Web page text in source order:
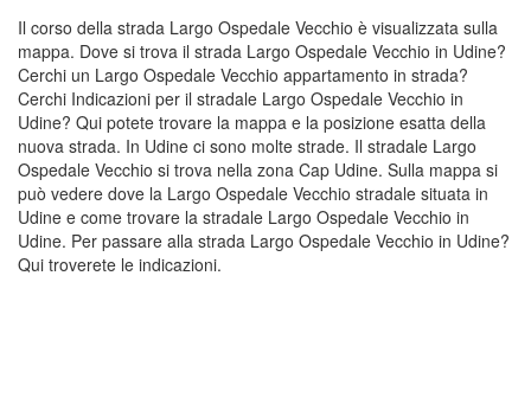
Il corso della strada Largo Ospedale Vecchio è visualizzata sulla
mappa. Dove si trova il strada Largo Ospedale Vecchio in Udine?
Cerchi un Largo Ospedale Vecchio appartamento in strada?
Cerchi Indicazioni per il stradale Largo Ospedale Vecchio in
Udine? Qui potete trovare la mappa e la posizione esatta della
nuova strada. In Udine ci sono molte strade. Il stradale Largo
Ospedale Vecchio si trova nella zona Cap Udine. Sulla mappa si
può vedere dove la Largo Ospedale Vecchio stradale situata in
Udine e come trovare la stradale Largo Ospedale Vecchio in
Udine. Per passare alla strada Largo Ospedale Vecchio in Udine?
Qui troverete le indicazioni.